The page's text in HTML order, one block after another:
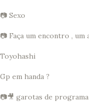
📷 Sexo
📷 Faça um encontro , um
Toyohashi
Gp em handa ?
📷🎥 garotas de